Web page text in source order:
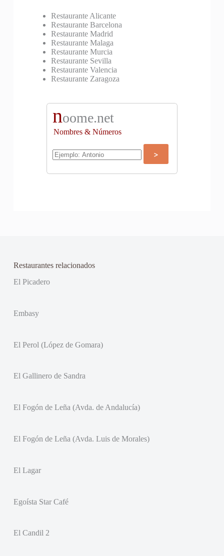
Restaurante Alicante
Restaurante Barcelona
Restaurante Madrid
Restaurante Malaga
Restaurante Murcia
Restaurante Sevilla
Restaurante Valencia
Restaurante Zaragoza
noome.net
Nombres & Números
Restaurantes relacionados
El Picadero
Embasy
El Perol (López de Gomara)
El Gallinero de Sandra
El Fogón de Leña (Avda. de Andalucía)
El Fogón de Leña (Avda. Luis de Morales)
El Lagar
Egoísta Star Café
El Candil 2